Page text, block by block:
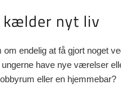
kælder nyt liv
endelig at få gjort noget
have nye værelser
eller en hjemmebar?